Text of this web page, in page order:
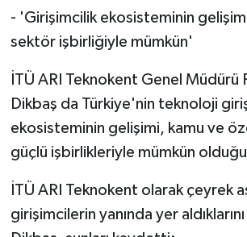
- 'Girişimcilik ekosisteminin
sektör işbirliğiyle mümkün'
İTÜ ARI Teknokent Genel
Dikbaş da Türkiye'nin teknoloji
ekosisteminin gelişimi, kamu ve
güçlü işbirlikleriyle mümkün
İTÜ ARI Teknokent olarak çeyrek
girişimcilerin yanında yer